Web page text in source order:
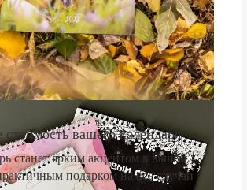
стоимость вашего календаря
станет ярким акцентом в вашем
подарком на все случаи